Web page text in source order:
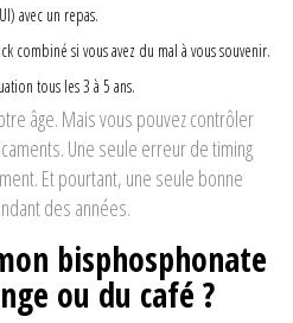
avec un repas.
combiné si vous avez du mal à vous souvenir.
tous les 3 à 5 ans.
âge. Mais vous pouvez contrôler
Une seule erreur de timing
Et pourtant, une seule bonne
des années.
bisphosphonate
ou du café ?